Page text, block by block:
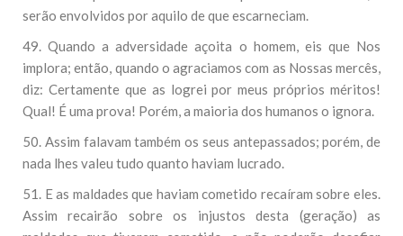
serão envolvidos por aquilo de que escarneciam.
49. Quando a adversidade açoita o homem, eis que Nos
implora; então, quando o agraciamos com as Nossas mercês,
diz: Certamente que as logrei por meus próprios méritos!
Qual! É uma prova! Porém, a maioria dos humanos o ignora.
50. Assim falavam também os seus antepassados; porém, de
nada lhes valeu tudo quanto haviam lucrado.
51. E as maldades que haviam cometido recaíram sobre eles.
Assim recairão sobre os injustos desta (geração) as